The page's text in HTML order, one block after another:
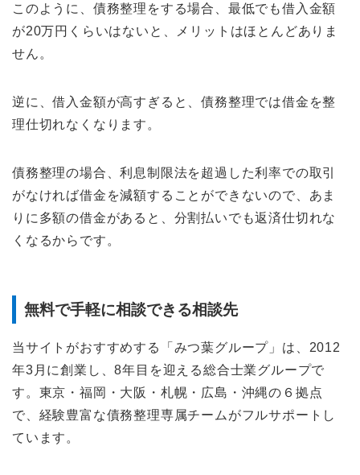
このように、債務整理をする場合、最低でも借入金額
が20万円くらいはないと、メリットはほとんどありま
せん。
逆に、借入金額が高すぎると、債務整理では借金を整
理仕切れなくなります。
債務整理の場合、利息制限法を超過した利率での取引
がなければ借金を減額することができないので、あま
りに多額の借金があると、分割払いでも返済仕切れな
くなるからです。
無料で手軽に相談できる相談先
当サイトがおすすめする「みつ葉グループ」は、2012
年3月に創業し、8年目を迎える総合士業グループで
す。東京・福岡・大阪・札幌・広島・沖縄の６拠点
で、経験豊富な債務整理専属チームがフルサポートし
ています。